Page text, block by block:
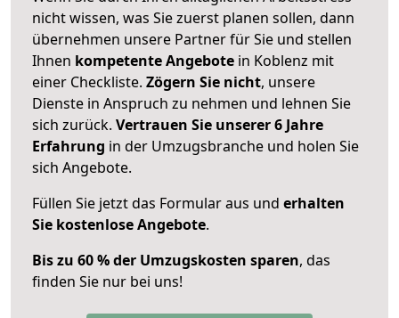
nicht wissen, was Sie zuerst planen sollen, dann
übernehmen unsere Partner für Sie und stellen
Ihnen kompetente Angebote in Koblenz mit
einer Checkliste. Zögern Sie nicht, unsere
Dienste in Anspruch zu nehmen und lehnen Sie
sich zurück. Vertrauen Sie unserer 6 Jahre
Erfahrung in der Umzugsbranche und holen Sie
sich Angebote.
Füllen Sie jetzt das Formular aus und erhalten
Sie kostenlose Angebote.
Bis zu 60 % der Umzugskosten sparen, das
finden Sie nur bei uns!